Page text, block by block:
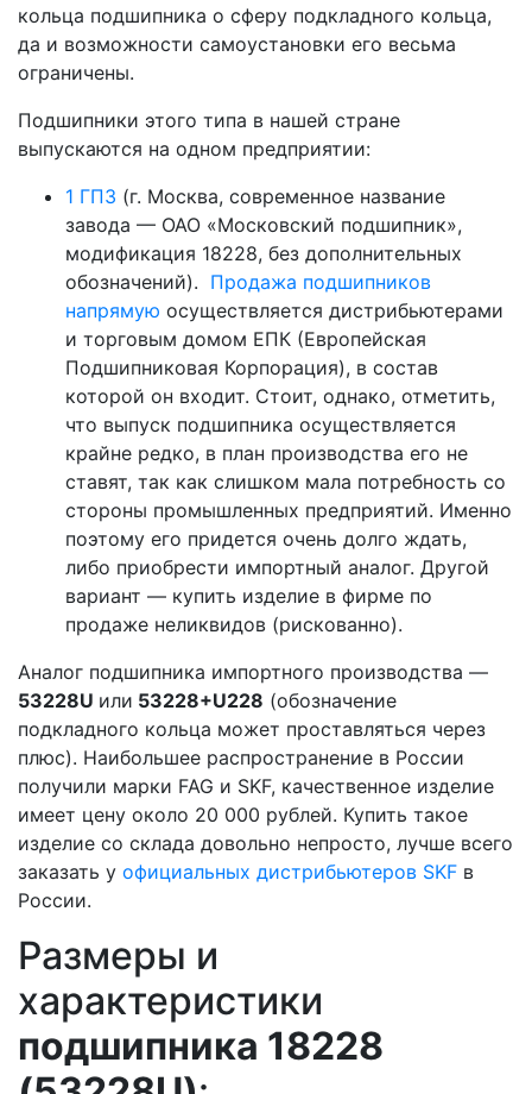
кольца подшипника о сферу подкладного кольца,
да и возможности самоустановки его весьма
ограничены.
Подшипники этого типа в нашей стране
выпускаются на одном предприятии:
1 ГПЗ (г. Москва, современное название
завода — ОАО «Московский подшипник»,
модификация 18228, без дополнительных
обозначений). Продажа подшипников
напрямую осуществляется дистрибьютерами
и торговым домом ЕПК (Европейская
Подшипниковая Корпорация), в состав
которой он входит. Стоит, однако, отметить,
что выпуск подшипника осуществляется
крайне редко, в план производства его не
ставят, так как слишком мала потребность со
стороны промышленных предприятий. Именно
поэтому его придется очень долго ждать,
либо приобрести импортный аналог. Другой
вариант — купить изделие в фирме по
продаже неликвидов (рискованно).
Аналог подшипника импортного производства —
53228U или 53228+U228 (обозначение
подкладного кольца может проставляться через
плюс). Наибольшее распространение в России
получили марки FAG и SKF, качественное изделие
имеет цену около 20 000 рублей. Купить такое
изделие со склада довольно непросто, лучше всего
заказать у официальных дистрибьютеров SKF в
России.
Размеры и
характеристики
подшипника 18228